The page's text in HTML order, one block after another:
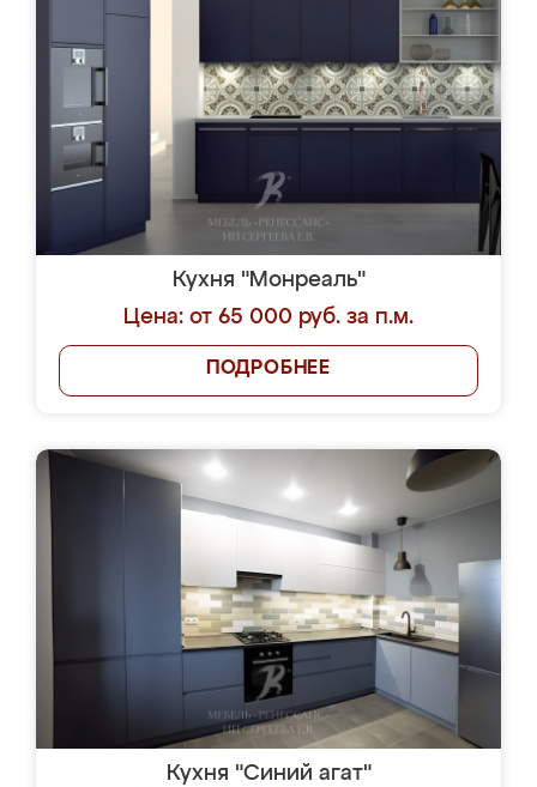
Кухня "Монреаль"
Цена: от 65 000 руб. за п.м.
ПОДРОБНЕЕ
Кухня "Синий агат"